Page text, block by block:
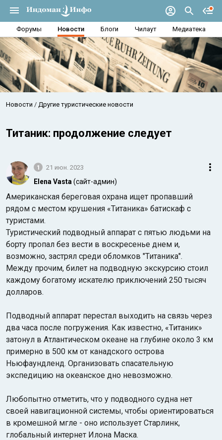
Форумы Новости Блоги Чилаут Медиатека
Новости Другие туристические новости
Титаник: продолжение следует
1 21 июн. 2023
Elena Vasta (сайт-админ)
Американская береговая охрана ищет пропавший
рядом с местом крушения «Титаника» батискаф с
туристами.
Туристический подводный аппарат с пятью людьми на
борту пропал без вести в воскресенье днем и,
возможно, застрял среди обломков "Титаника".
Между прочим, билет на подводную экскурсию стоил
каждому богатому искателю приключений 250 тысяч
долларов.
Подводный аппарат перестал выходить на связь через
два часа после погружения. Как известно, «Титаник»
затонул в Атлантическом океане на глубине около 3 км
примерно в 500 км от канадского острова
Ньюфаундленд. Организовать спасательную
экспедицию на океанское дно невозможно.
Любопытно отметить, что у подводного судна нет
своей навигационной системы, чтобы ориентироваться
в кромешной мгле - оно использует Старлинк,
глобальный интернет Илона Маска.